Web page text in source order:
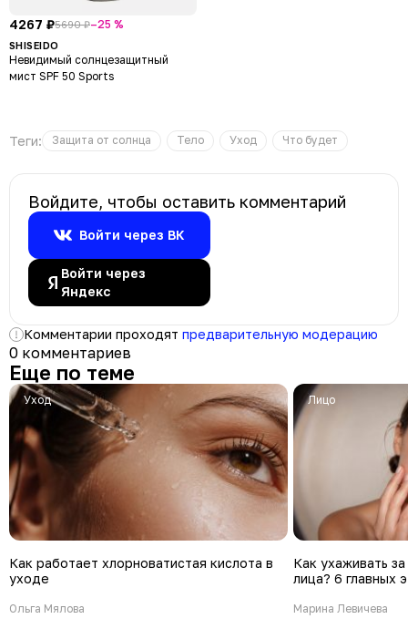
4267 ₽5690 ₽–25 %
SHISEIDO
Невидимый солнцезащитный
мист SPF 50 Sports
Теги: Защита от солнца Тело Уход Что будет
Войдите, чтобы оставить комментарий
Войти через ВК
Войти через
Яндекс
Комментарии проходят предварительную модерацию
0 комментариев
Еще по теме
Уход
Как работает хлорноватистая кислота в
уходе
Ольга Мялова
Лицо
Как ухаживать
лица? 6 главных
Марина Левичева